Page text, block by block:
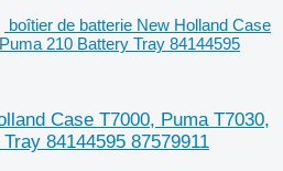
boîtier de batterie New Holland Case
210 Battery Tray 84144595
Case T7000, Puma T7030,
84144595 87579911